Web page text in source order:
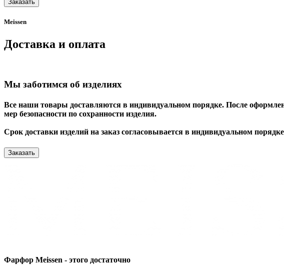
Заказать
Meissen
Доставка и оплата
Мы заботимся об изделиях
Все наши товары доставляются в индивидуальном порядке. После
мер безопасности по сохранности изделия.
Срок доставки изделий на заказ согласовывается в индивидуальном
Заказать
Фарфор Meissen - этого достаточно